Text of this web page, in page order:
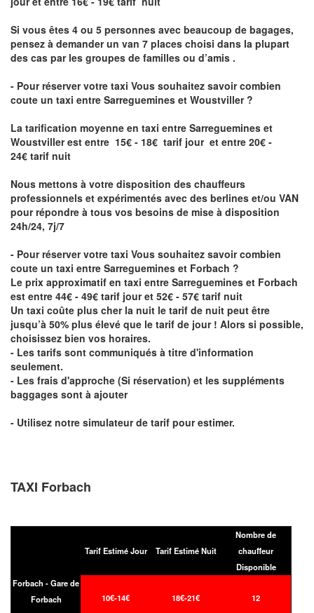
Si vous êtes 4 ou 5 personnes avec beaucoup de bagages,
pensez à demander un van 7 places choisi dans la plupart
des cas par les groupes de familles ou d’amis .
- Pour réserver votre taxi Vous souhaitez savoircombien
coute un taxi entre Sarreguemines et Woustviller ?
La tarification moyenne en taxi entre Sarreguemines et
Woustviller est entre 15€ - 18€ tarif jour et entre 20€ -
24€ tarif nuit
Nous mettons à votre disposition des chauffeurs
professionnels et expérimentés avec des berlines et/ou VAN
pour répondre à tous vos besoins de mise à disposition
24h/24, 7j/7
- Pour réserver votre taxi Vous souhaitez savoircombien
coute un taxi entre Sarreguemines et Forbach ?
Le prix approximatif en taxi entre Sarreguemines et Forbach
est entre 44€ - 49€ tarif jour et 52€ - 57€ tarif nuit
Un taxi coûte plus cher la nuit le tarif de nuit peut être
jusqu’à 50% plus élevé que le tarif de jour ! Alors si possible,
choisissez bien vos horaires.
- Les tarifs sont communiqués à titre d'information
seulement.
- Les frais d'approche (Si réservation) et les suppléments
baggages sont à ajouter
- Utilisez notre simulateur de tarif pour estimer.
TAXI Forbach
Tarif Estimé Jour Tarif Estimé Nuit
Nombre de
chauffeur
Disponible
Forbach - Gare de
Forbach
10€-14€ 18€-21€ 12